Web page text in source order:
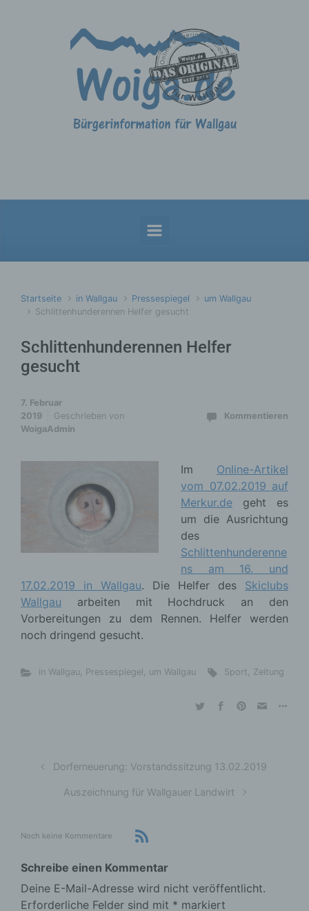
Startseite in Wallgau Pressespiegel
um Wallgau
Schlittenhunderennen Helfer gesucht
Schlittenhunderennen Helfer
gesucht
7. Februar
2019
Geschrieben von
WoigaAdmin
Kommentieren
Im Online-Artikel
vom 07.02.2019 auf
Merkur.de geht es
um die Ausrichtung
des
Schlittenhunderenne
ns am 16. und
17.02.2019 in Wallgau. Die Helfer des Skiclubs
Wallgau arbeiten mit Hochdruck an den
Vorbereitungen zu dem Rennen. Helfer werden
noch dringend gesucht.
in Wallgau, Pressespiegel, um Wallgau Sport, Zeitung
Dorferneuerung: Vorstandssitzung 13.02.2019
Auszeichnung für Wallgauer Landwirt
Noch keine Kommentare
Schreibe einen Kommentar
Deine E-Mail-Adresse wird nicht veröffentlicht.
Erforderliche Felder sind mit * markiert